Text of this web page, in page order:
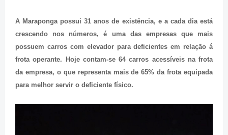
A Maraponga possui 31 anos de existência, e a cada dia está
crescendo nos números, é uma das empresas que mais
possuem carros com elevador para deficientes em relação á
frota operante. Hoje contam-se 64 carros acessíveis na frota
da empresa, o que representa mais de 65% da frota equipada
para melhor servir o deficiente físico.